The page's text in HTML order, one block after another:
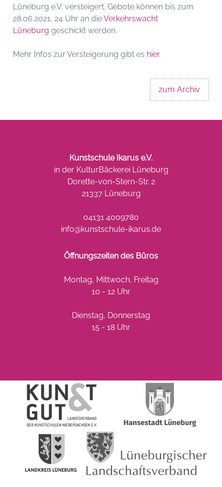
Lüneburg e.V. versteigert. Gebote können bis zum
28.06.2021, 24 Uhr an dieVerkehrswacht
Lüneburg geschickt werden.
Mehr Infos zur Versteigerung gibt es hier.
zum Archiv
Kunstschule Ikarus e.V.
in der KulturBäckerei Lüneburg
Dorette-von-Stern-Str. 2
21337 Lüneburg
04131 4009780
info@kunstschule-ikarus.de
Öffnungszeiten des Büros
Montag, Mittwoch, Freitag
10 - 12 Uhr
Dienstag, Donnerstag
15 - 18 Uhr